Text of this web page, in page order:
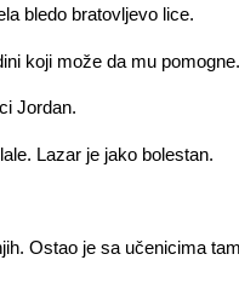
bledo bratovljevo lice.
koji može da mu
Jordan.
Lazar je jako bolestan.
Ostao je sa učenicima